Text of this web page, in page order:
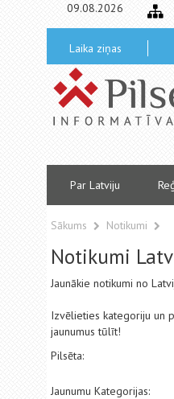
09.08.2026
Laika ziņas
Par Latviju
Sākums Notikumi
Notikumi
Jaunākie notikumi no
Izvēlieties kategoriju un
jaunumus tūlīt!
Pilsēta:
Jaunumu Kategorijas: